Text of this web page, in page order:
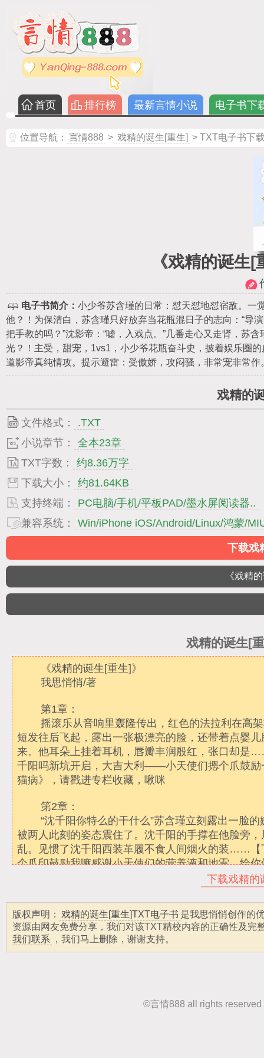
首页 排行榜 最新言情小说 电子书下
位置导航： 言情888 > 戏精的诞生[重生] > TXT电子书下
《戏精的诞生
电子书简介： 小少爷苏含瑾的日常：怼天怼地怼宿敌。
他？！为保清白，苏含瑾只好放弃当花瓶混日子的志向：“导
把手教的吗？”沈影帝：“嘘，入戏点。”几番走心又走肾，苏
光？！主受，甜宠，1vs1，小少爷花瓶奋斗史，披着娱乐圈
道影帝真纯情攻。提示避雷：受傲娇，攻闷骚，非常宠非常
戏精的
文件格式：
.TXT
小说章节：
全本23章
TXT字数：
约8.36万字
下载大小：
约81.64KB
支持终端：
PC电脑/手机/平板PAD/墨水屏阅读器..
兼容系统：
Win/iPhone iOS/Android/Linux/鸿蒙/
下载戏
《戏精
戏精的诞生[
下载戏精的
版权声明： 戏精的诞生[重生]TXT电子书 是我思悄悄创作的
资源由网友免费分享，我们对该TXT精校内容的正确性及
我们联系
，我们马上删除，谢谢支持。
©言情888 all rights